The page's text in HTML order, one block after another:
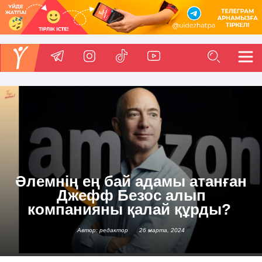
Әлемнің ең бай адамы атанған
Джефф Безос алып
компанияны қалай құрды?
Автор: редактор 26 марта, 2024